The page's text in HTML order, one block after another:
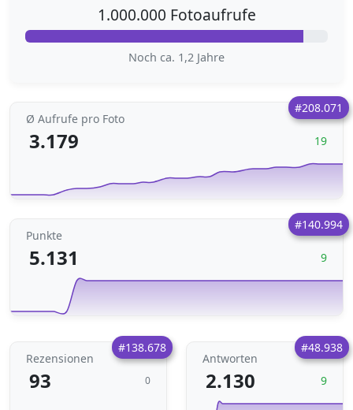
1.000.000 Fotoaufrufe
Noch ca. 1,2 Jahre
#208.071
Ø Aufrufe pro Foto
3.179 19
#140.994
Punkte
5.131 9
#138.678
Rezensionen
93 0
#48.938
Antworten
2.130 9